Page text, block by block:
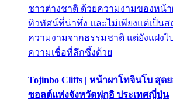
ชาวต่างชาติ ด้วยความงามของหน้
ทิวทัศน์ที่น่าทึ่ง และไม่เพียงแต่เป็นส
ความงามจากธรรมชาติ แต่ยังแฝงไ
ความเชื่อที่ลึกซึ้งด้วย
Tojinbo Cliffs | หน้าผาโทจินโบ สุด
ซอลต์แห่งจังหวัดฟุกุอิ ประเทศญี่ปุ่น